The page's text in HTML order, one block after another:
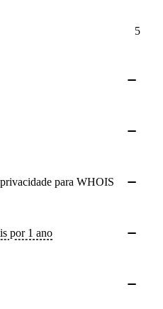
5
para WHOIS
por 1 ano